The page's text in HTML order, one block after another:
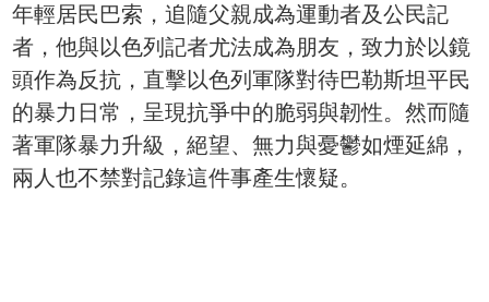
年輕居民巴索，追隨父親成為運動者及公民記
者，他與以色列記者尤法成為朋友，致力於以鏡
頭作為反抗，直擊以色列軍隊對待巴勒斯坦平民
的暴力日常，呈現抗爭中的脆弱與韌性。然而隨
著軍隊暴力升級，絕望、無力與憂鬱如煙延綿，
兩人也不禁對記錄這件事產生懷疑。